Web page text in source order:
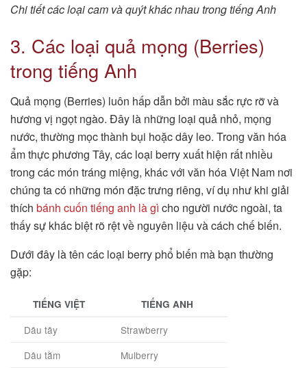
Chi tiết các loại cam và quýt khác nhau trong tiếng Anh
3. Các loại quả mọng (Berries)
trong tiếng Anh
Quả mọng (Berries) luôn hấp dẫn bởi màu sắc rực rỡ và
hương vị ngọt ngào. Đây là những loại quả nhỏ, mọng
nước, thường mọc thành bụi hoặc dây leo. Trong văn hóa
ẩm thực phương Tây, các loại berry xuất hiện rất nhiều
trong các món tráng miệng, khác với văn hóa Việt Nam nơi
chúng ta có những món đặc trưng riêng, ví dụ như khi giải
thích bánh cuốn tiếng anh là gì cho người nước ngoài, ta
thấy sự khác biệt rõ rệt về nguyên liệu và cách chế biến.
Dưới đây là tên các loại berry phổ biến mà bạn thường
gặp:
TIẾNG VIỆT TIẾNG ANH
Dâu tây
Strawberry
Dâu tằm
Mulberry